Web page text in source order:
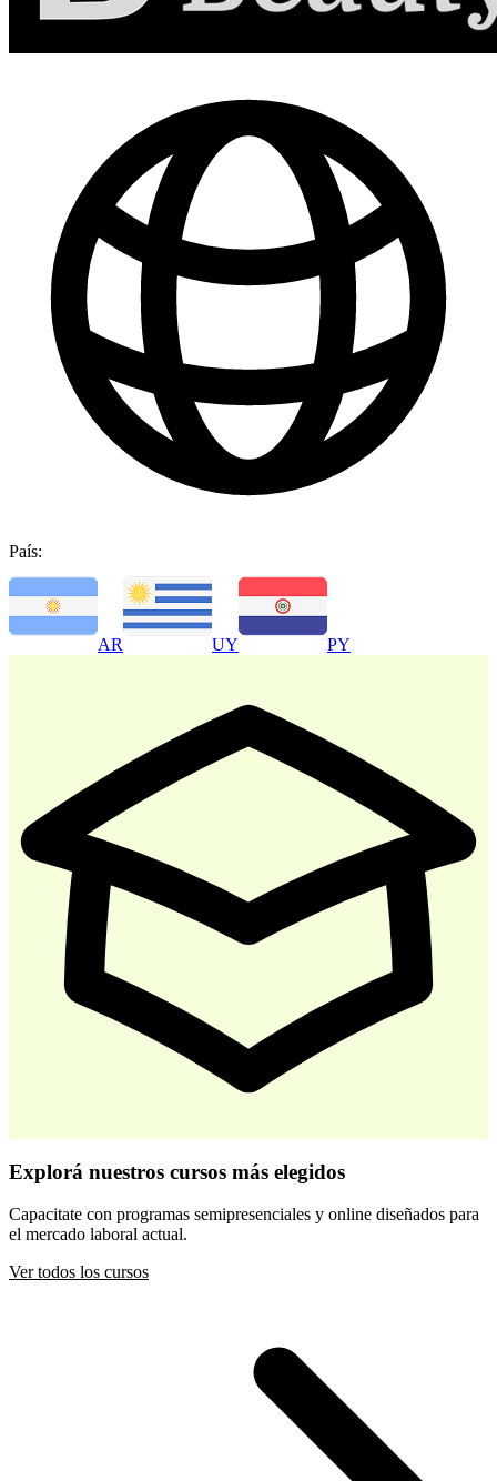
Marketing de Contenido para Redes Sociales
$ 44.800 $ 64.000
Comprar
Desarrollo Infantil Temprano
$ 44.800$ 64.000
Comprar
País:
AR UY PY
Explorá nuestros cursos más elegidos
Capacitate con programas semipresenciales y online diseñados para
el mercado laboral actual.
Ver todos los cursos